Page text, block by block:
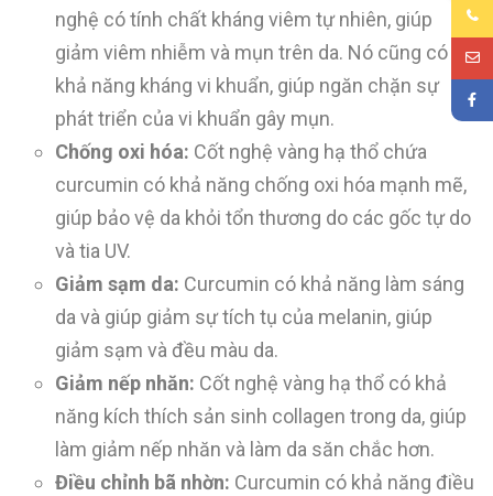
nghệ có tính chất kháng viêm tự nhiên, giúp
giảm viêm nhiễm và mụn trên da. Nó cũng có
khả năng kháng vi khuẩn, giúp ngăn chặn sự
phát triển của vi khuẩn gây mụn.
Chống oxi hóa: Cốt nghệ vàng hạ thổ chứa
curcumin có khả năng chống oxi hóa mạnh mẽ,
giúp bảo vệ da khỏi tổn thương do các gốc tự do
và tia UV.
Giảm sạm da: Curcumin có khả năng làm sáng
da và giúp giảm sự tích tụ của melanin, giúp
giảm sạm và đều màu da.
Giảm nếp nhăn: Cốt nghệ vàng hạ thổ có khả
năng kích thích sản sinh collagen trong da, giúp
làm giảm nếp nhăn và làm da săn chắc hơn.
Điều chỉnh bã nhờn: Curcumin có khả năng điều